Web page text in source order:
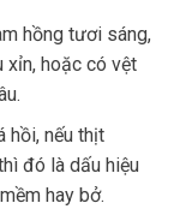
hồng tươi sáng,
xỉn, hoặc có vệt
hồi, nếu thịt
đó là dấu hiệu
hay bở.